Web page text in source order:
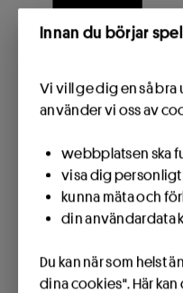
Innan du börjar
Vi vill ge dig en så
använder vi oss av
webbplatsen ska
visa dig personligt
kunna mäta och
din användardata
Du kan när som helst
dina cookies". Här